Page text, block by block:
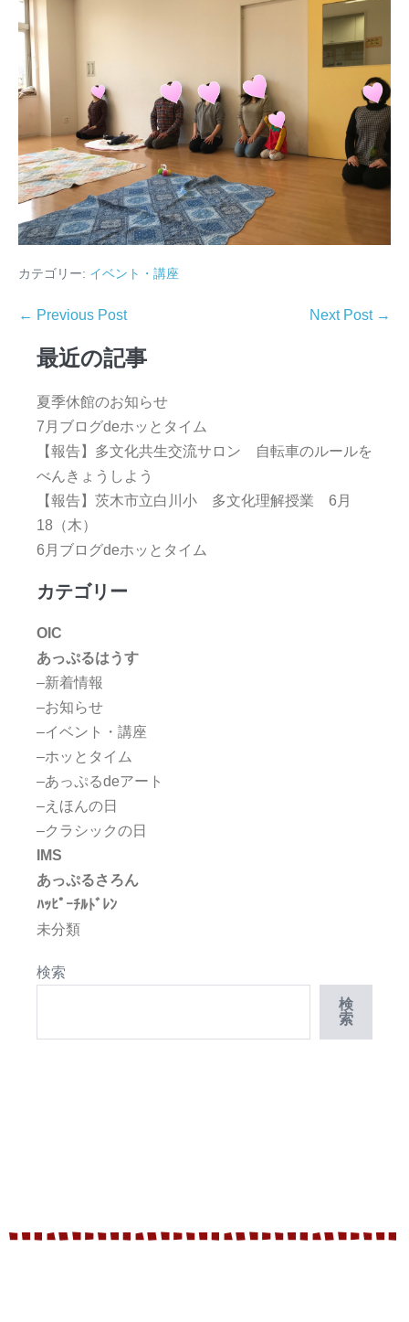
カテゴリー: イベント・講座
← Previous Post Next Post →
最近の記事
夏季休館のお知らせ
7月ブログdeホッとタイム
【報告】多文化共生交流サロン 自転車のルールを
べんきょうしよう
【報告】茨木市立白川小 多文化理解授業 6月
18（木）
6月ブログdeホッとタイム
カテゴリー
OIC
あっぷるはうす
–新着情報
–お知らせ
–イベント・講座
–ホッとタイム
–あっぷるdeアート
–えほんの日
–クラシックの日
IMS
あっぷるさろん
ﾊｯﾋﾟｰﾁﾙﾄﾞﾚﾝ
未分類
検索
検
索